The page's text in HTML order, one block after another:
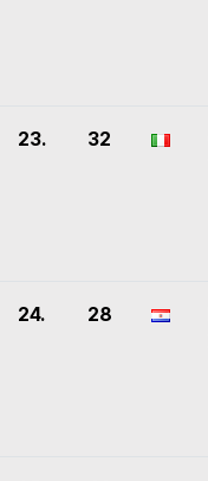
23. 32
24. 28